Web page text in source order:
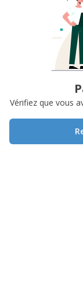
Vérifiez que vous